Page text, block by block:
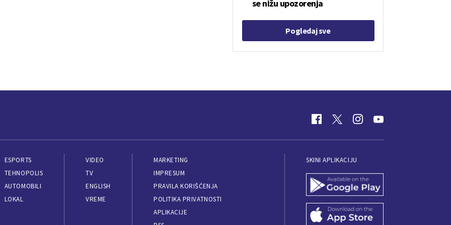
se nižu upozorenja
Pogledaj sve
ESPORTS
TEHNOPOLIS
AUTOMOBILI
LOKAL
VIDEO
TV
ENGLISH
VREME
MARKETING
IMPRESUM
PRAVILA KORIŠĆENJA
POLITIKA PRIVATNOSTI
APLIKACIJE
SKINI APLIKACIJU